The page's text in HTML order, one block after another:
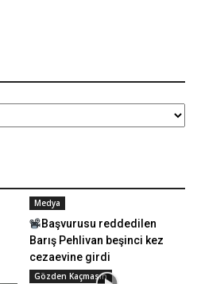
Medya
Başvurusu reddedilen
Barış Pehlivan beşinci kez
cezaevine girdi
Gözden Kaçmasın